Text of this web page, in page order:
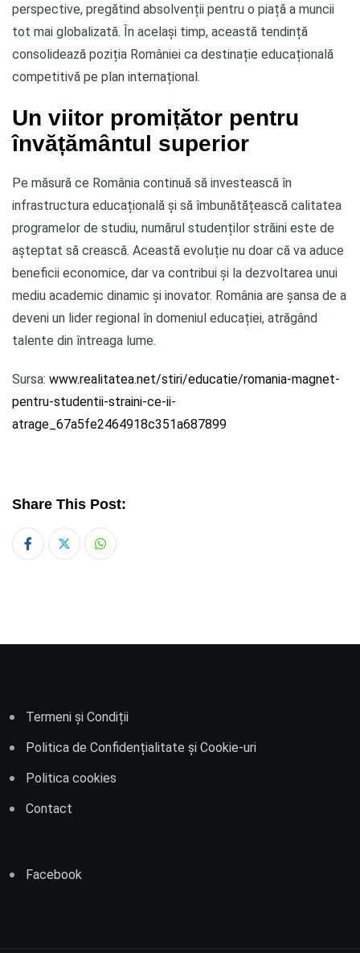
perspective, pregătind absolvenții pentru o piață a muncii
tot mai globalizată. În același timp, această tendință
consolidează poziția României ca destinație educațională
competitivă pe plan internațional.
Un viitor promițător pentru
învățământul superior
Pe măsură ce România continuă să investească în
infrastructura educațională și să îmbunătățească calitatea
programelor de studiu, numărul studenților străini este de
așteptat să crească. Această evoluție nu doar că va aduce
beneficii economice, dar va contribui și la dezvoltarea unui
mediu academic dinamic și inovator. România are șansa de a
deveni un lider regional în domeniul educației, atrăgând
talente din întreaga lume.
Sursa: www.realitatea.net/stiri/educatie/romania-magnet-
pentru-studentii-straini-ce-ii-
atrage_67a5fe2464918c351a687899
Share This Post:
Whatsapp
Termeni și Condiții
Politica de Confidențialitate și Cookie-uri
Politica cookies
Contact
Facebook